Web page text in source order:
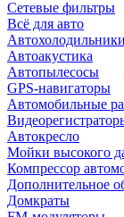
Сетевые фильтры
Всё для авто
Автохолодильники
Автоакустика
Автопылесосы
GPS-навигаторы
Автомобильные
Автокресло
Мойки высокого
Компрессор
Дополнительное
Домкраты